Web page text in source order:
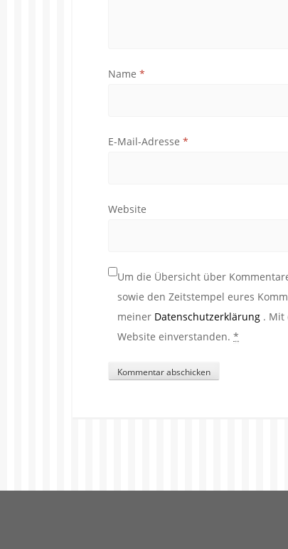
Name *
E-Mail-Adresse *
Website
Um die Übersicht über
sowie den Zeitstempel eures
meiner Datenschutzerklärung . Mit
Website einverstanden. *